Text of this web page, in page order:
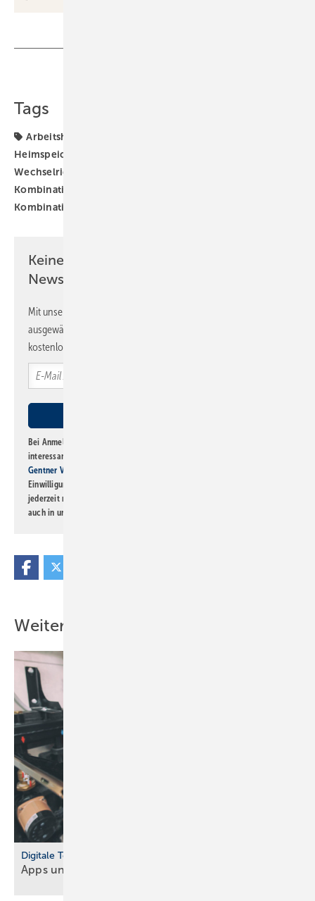
Tags
Arbeitshilfe
Heimspeicher
Wechselrichter
Kombination
Kombination
Keine Zeit? Kein Problem mit dem SBZ
Newsletter!
Mit unserem Newsletter erhalten Sie regelmäßig von uns
ausgewählte Informationen und Neuigkeiten, gebündelt und
kostenlos direkt ins Postfach.
Bei Anmeldung zu diesem Newsletter bin ich damit einverstanden, über
interessante Verlags- und Online-Angebote
Gentner Verlag GmbH & Co. KG
Einwilligung kann ich jederzeit widerrufen und eine Abmeldung ist
jederzeit möglich. Informationen zum Umgang mit Daten finden Sie
auch in unserer
Weitere Inhalte
Digitale Tools
Apps und Soft­ware für Hand­werker und